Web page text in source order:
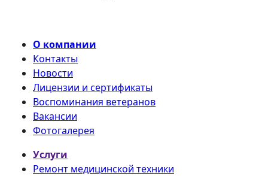
О компании
Контакты
Новости
Лицензии и сертификаты
Воспоминания ветеранов
Вакансии
Фотогалерея
Услуги
Ремонт медицинской техники